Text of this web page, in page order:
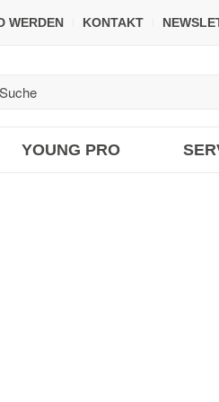
WERDEN KONTAKT
YOUNG PRO